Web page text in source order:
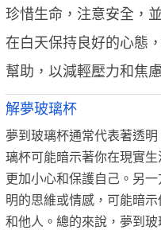
珍惜生命，注意安全，
在白天保持良好的心態
幫助，以減輕壓力和焦
解夢玻璃杯
夢到玻璃杯通常代表著透
璃杯可能暗示著你在現實
更加小心和保護自己。另
明的思維或情感，可能暗
和他人。總的來說，夢到